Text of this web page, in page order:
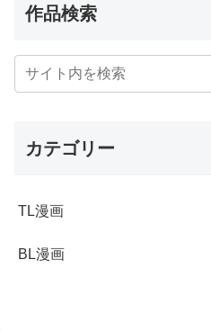
作品検索
カテゴリー
TL漫画
BL漫画